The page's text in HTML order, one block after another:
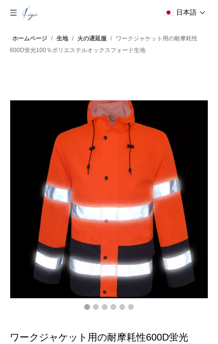
日本語
ホームページ / 生地 / 火の遅延服 / ワークジャケット用の耐摩耗性
600D蛍光100％ポリエステルオックスフォード生地
ワークジャケット用の耐摩耗性600D蛍光